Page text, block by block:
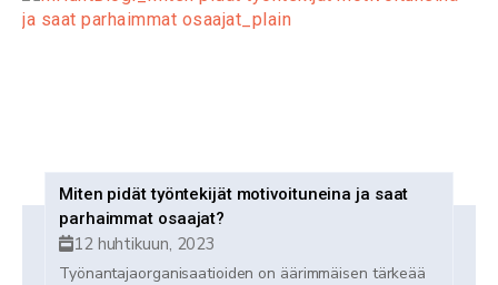
Miten pidät työntekijät motivoituneina ja saat
parhaimmat osaajat?
12 huhtikuun, 2023
Työnantajaorganisaatioiden on äärimmäisen tärkeää